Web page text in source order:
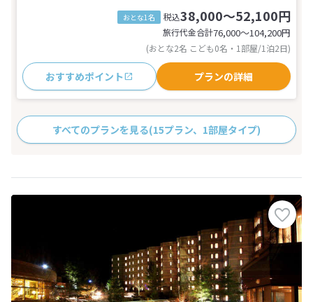
おとな1名 税込38,000～52,100円
旅行代金合計76,000〜104,200円
(おとな2名 こども0名・1部屋/1泊2日)
おすすめポイント プランの詳細
すべてのプランを見る(15プラン、1部屋タイプ)